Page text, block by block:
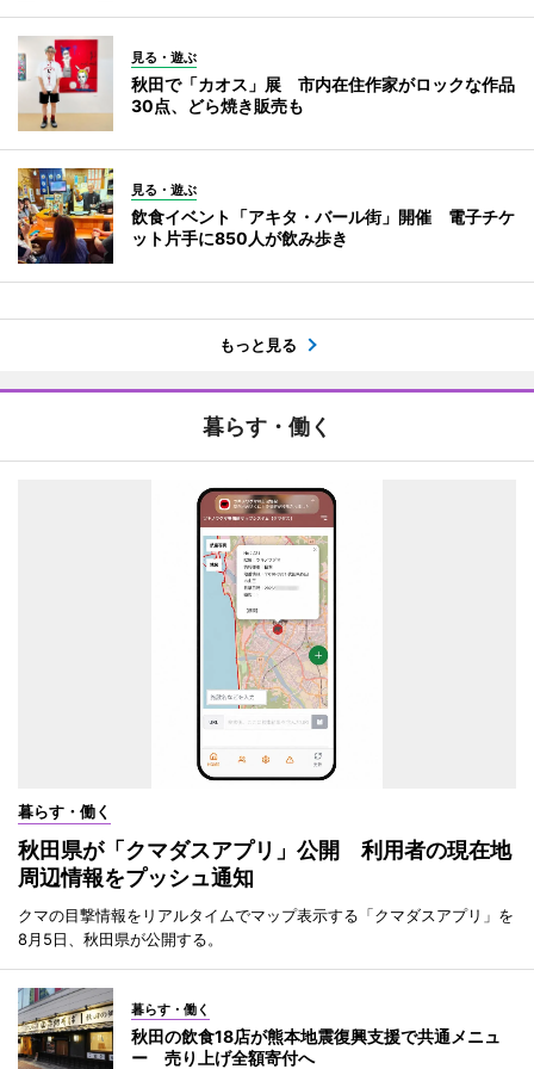
見る・遊ぶ
秋田で「カオス」展 市内在住作家がロックな作品
30点、どら焼き販売も
見る・遊ぶ
飲食イベント「アキタ・バール街」開催 電子チケ
ット片手に850人が飲み歩き
もっと見る
暮らす・働く
暮らす・働く
秋田県が「クマダスアプリ」公開 利用者の現在地
周辺情報をプッシュ通知
クマの目撃情報をリアルタイムでマップ表示する「クマダスアプリ」を
8月5日、秋田県が公開する。
暮らす・働く
秋田の飲食18店が熊本地震復興支援で共通メニュ
ー 売り上げ全額寄付へ